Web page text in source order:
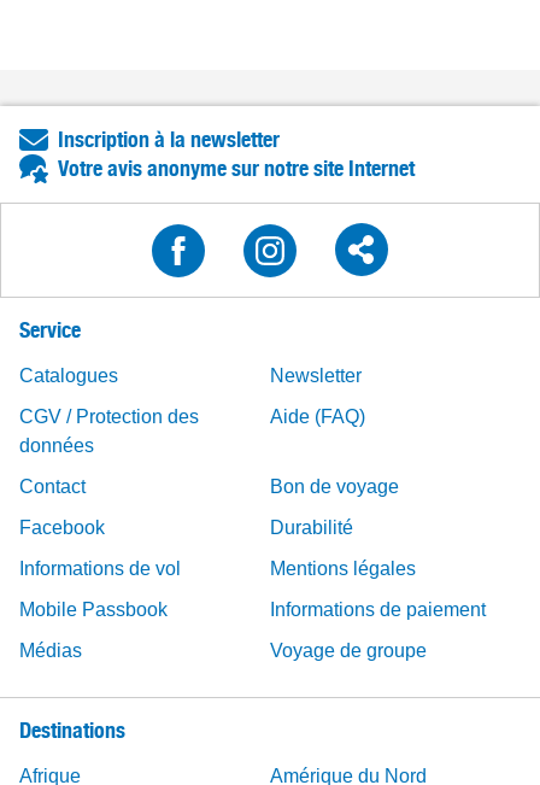
Inscription à la newsletter
Votre avis anonyme sur notre site Internet
Service
Catalogues
Newsletter
CGV / Protection des
données
Aide (FAQ)
Contact
Bon de voyage
Facebook
Durabilité
Informations de vol
Mentions légales
Mobile Passbook
Informations de paiement
Médias
Voyage de groupe
Destinations
Afrique Amérique du Nord